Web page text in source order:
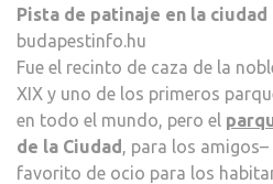
Pista de patinaje en la ciudad
budapestinfo.hu
Fue el recinto de caza de la
XIX y uno de los primeros
en todo el mundo, pero el
de la Ciudad, para los
favorito de ocio para los